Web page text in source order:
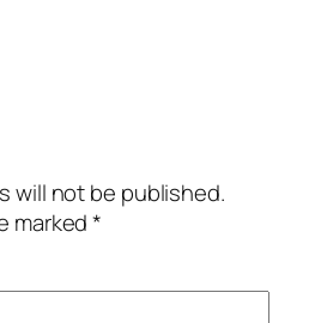
will not be published.
marked*